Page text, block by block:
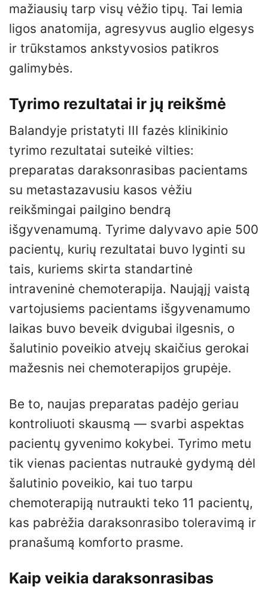
mažiausių tarp visų vėžio tipų. Tai lemia
ligos anatomija, agresyvus auglio elgesys
ir trūkstamos ankstyvosios patikros
galimybės.
Tyrimo rezultatai ir jų reikšmė
Balandyje pristatyti III fazės klinikinio
tyrimo rezultatai suteikė vilties:
preparatas daraksonrasibas pacientams
su metastazavusiu kasos vėžiu
reikšmingai pailgino bendrą
išgyvenamumą. Tyrime dalyvavo apie 500
pacientų, kurių rezultatai buvo lyginti su
tais, kuriems skirta standartinė
intraveninė chemoterapija. Naująjį vaistą
vartojusiems pacientams išgyvenamumo
laikas buvo beveik dvigubai ilgesnis, o
šalutinio poveikio atvejų skaičius gerokai
mažesnis nei chemoterapijos grupėje.
Be to, naujas preparatas padėjo geriau
kontroliuoti skausmą — svarbi aspektas
pacientų gyvenimo kokybei. Tyrimo metu
tik vienas pacientas nutraukė gydymą dėl
šalutinio poveikio, kai tuo tarpu
chemoterapiją nutraukti teko 11 pacientų,
kas pabrėžia daraksonrasibo toleravimą ir
pranašumą komforto prasme.
Kaip veikia daraksonrasibas